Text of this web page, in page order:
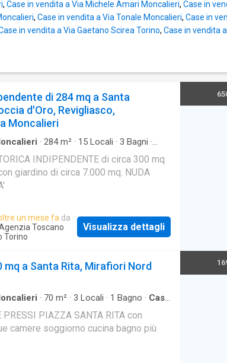
, Case in vendita a Via Michele Amari Moncalieri, Case in
, Case in vendita a Via Tonale Moncalieri, Case in
in vendita a Via Gaetano Scirea Torino, Case in vendita
di 284 mq a Santa
d'Oro, Revigliasco,
Moncalieri
· 284m² · 15 Locali · 3 Bagni ·
INDIPENDENTE di circa 300 mq
giardino di circa 7.000 mq. NUDA
un mese fa da
Toscano
Torino
Visualizza dettagli
mq a Santa Rita, Mirafiori Nord
· 70 m² · 3 Locali · 1 Bagno · Casa
PRESSI PIAZZA SANTA RITA con
camere soggiorno cucina bagno più